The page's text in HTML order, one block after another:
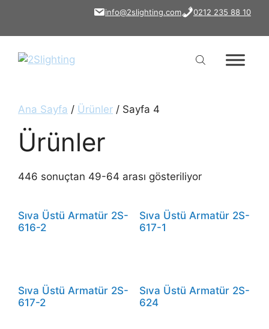
info@2slighting.com 0212 235 88 10
Ana Sayfa / Ürünler / Sayfa 4
Ürünler
446 sonuçtan 49-64 arası gösteriliyor
Sıva Üstü Armatür 2S-
616-2
Sıva Üstü Armatür 2S-
617-1
Sıva Üstü Armatür 2S-
617-2
Sıva Üstü Armatür 2S-
624